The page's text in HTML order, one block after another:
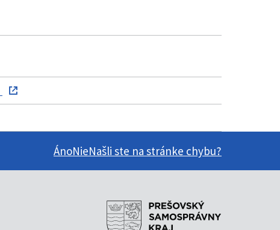
ÁnoNieNašli ste na stránke chybu?